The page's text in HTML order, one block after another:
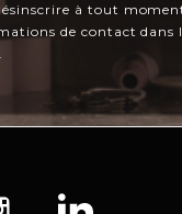
à tout
de contact dans
Instagram